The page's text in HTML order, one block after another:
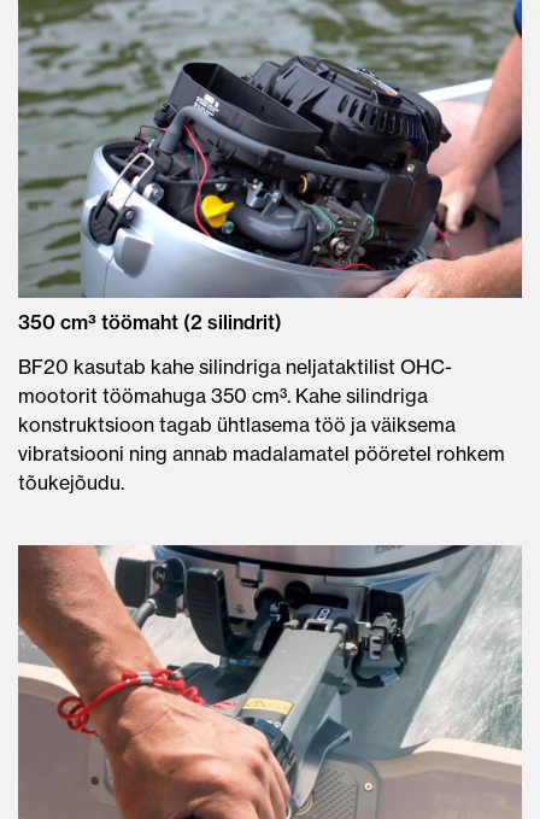
350 cm³ töömaht (2 silindrit)
BF20 kasutab kahe silindriga neljataktilist OHC-
mootorit töömahuga 350 cm³. Kahe silindriga
konstruktsioon tagab ühtlasema töö ja väiksema
vibratsiooni ning annab madalamatel pööretel rohkem
tõukejõudu.